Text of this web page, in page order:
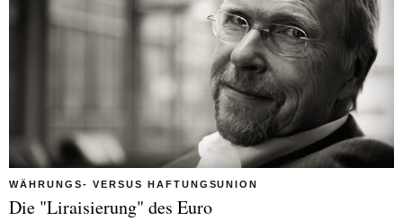
WÄHRUNGS- VERSUS HAFTUNGSUNION
Die "Liraisierung" des Euro